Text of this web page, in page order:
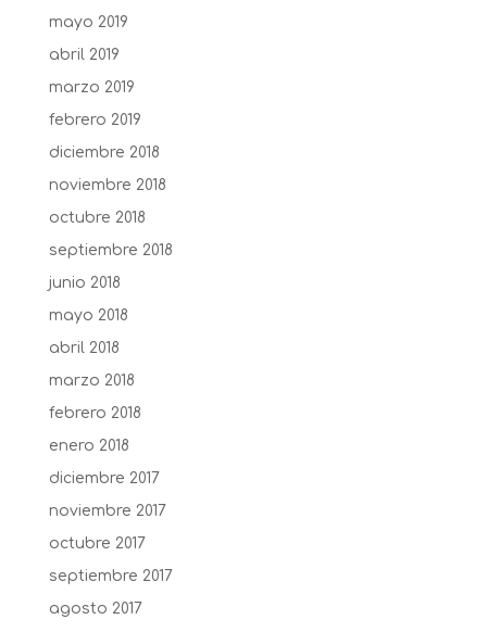
mayo 2019
abril 2019
marzo 2019
febrero 2019
diciembre 2018
noviembre 2018
octubre 2018
septiembre 2018
junio 2018
mayo 2018
abril 2018
marzo 2018
febrero 2018
enero 2018
diciembre 2017
noviembre 2017
octubre 2017
septiembre 2017
agosto 2017